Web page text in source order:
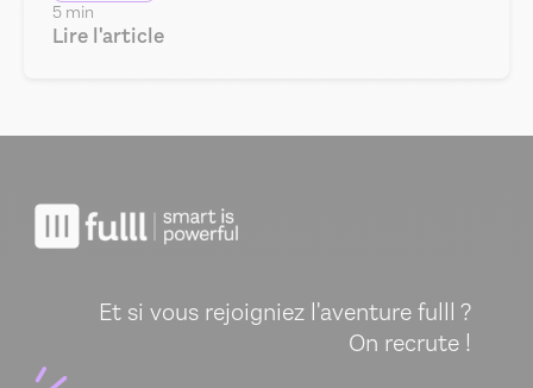
5 min
Lire l'article
Et si vous rejoigniez l'aventure fulll ?
On recrute !